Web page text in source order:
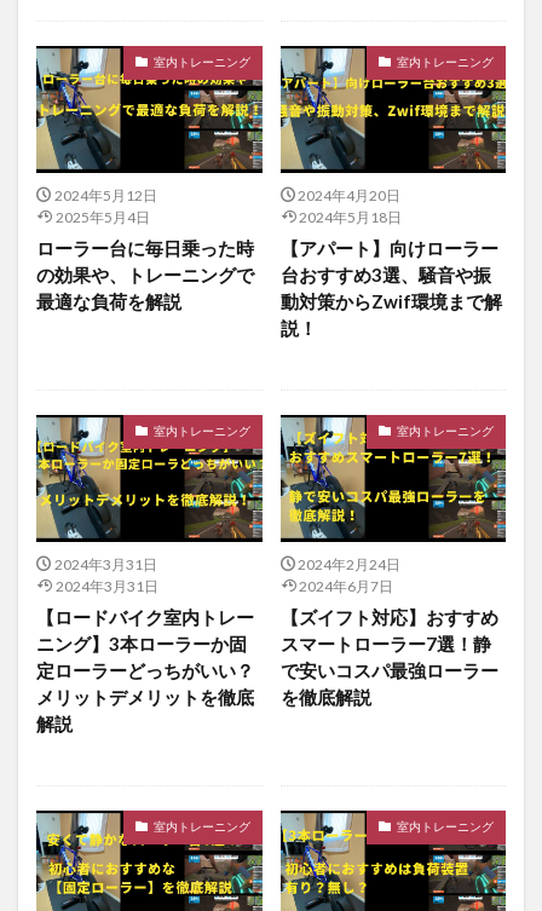
室内トレーニング
2024年5月12日
2025年5月4日
ローラー台に毎日乗った時
の効果や、トレーニングで
最適な負荷を解説
室内トレーニング
2024年4月20日
2024年5月18日
【アパート】向けローラー
台おすすめ3選、騒音や振
動対策からZwif環境まで解
説！
室内トレーニング
2024年3月31日
2024年3月31日
【ロードバイク室内トレー
ニング】3本ローラーか固
定ローラーどっちがいい？
メリットデメリットを徹底
解説
室内トレーニング
2024年2月24日
2024年6月7日
【ズイフト対応】おすすめ
スマートローラー7選！静
で安いコスパ最強ローラー
を徹底解説
室内トレーニング 室内トレーニング